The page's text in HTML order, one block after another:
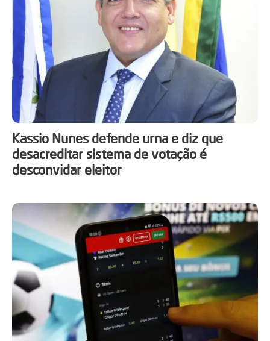
Kassio Nunes defende urna e diz que
desacreditar sistema de votação é
desconvidar eleitor